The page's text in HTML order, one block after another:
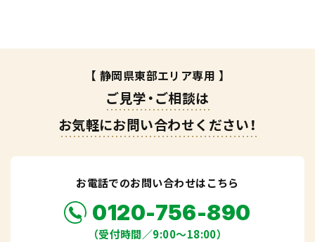
【 静岡県東部エリア専用 】
ご見学・ご相談は
お気軽にお問い合わせください！
お電話でのお問い合わせはこちら
0120-756-890
（受付時間／9:00〜18:00）